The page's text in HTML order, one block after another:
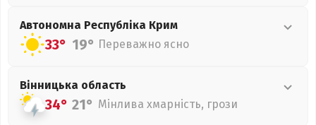
Автономна Республіка Крим
33° 19° Переважно ясно
Вінницька область
34° 21° Мінлива хмарність, грози